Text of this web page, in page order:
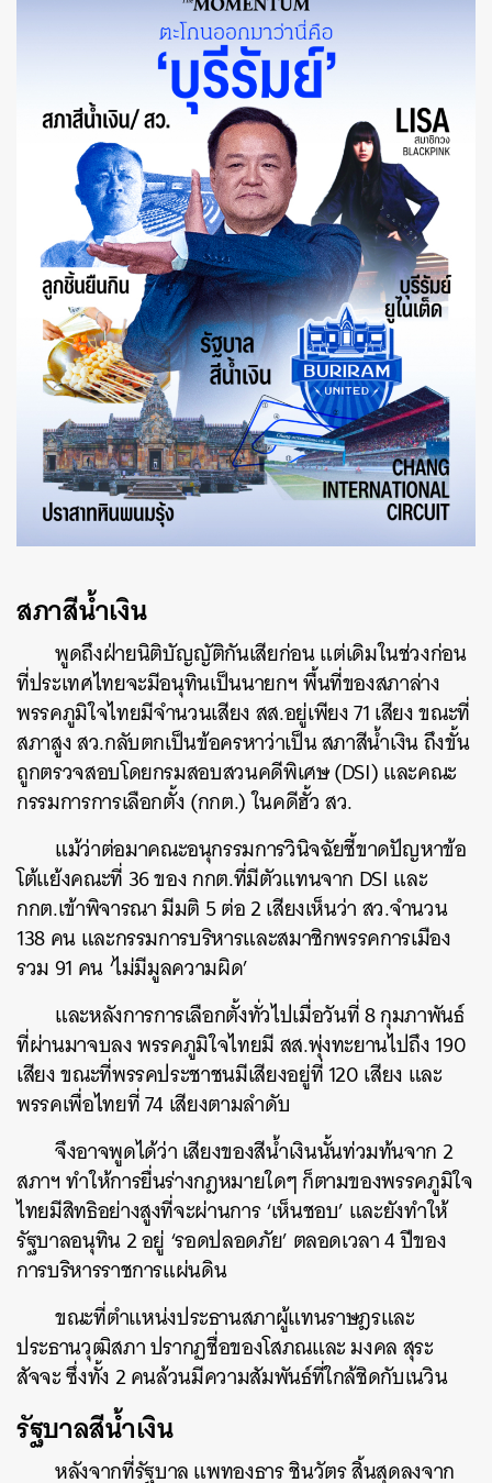
สภาสีน้ำเงิน
พูดถึงฝ่ายนิติบัญญัติกันเสียก่อน แต่เดิมในช่วงก่อน
ที่ประเทศไทยจะมีอนุทินเป็นนายกฯ พื้นที่ของสภาล่าง
พรรคภูมิใจไทยมีจำนวนเสียง สส.อยู่เพียง 71 เสียง ขณะที่
สภาสูง สว.กลับตกเป็นข้อครหาว่าเป็น สภาสีน้ำเงิน ถึงขั้น
ถูกตรวจสอบโดยกรมสอบสวนคดีพิเศษ (DSI) และคณะ
กรรมการการเลือกตั้ง (กกต.) ในคดีฮั้ว สว.
แม้ว่าต่อมาคณะอนุกรรมการวินิจฉัยชี้ขาดปัญหาข้อ
โต้แย้งคณะที่ 36 ของ กกต.ที่มีตัวแทนจาก DSI และ
กกต.เข้าพิจารณา มีมติ 5 ต่อ 2 เสียงเห็นว่า สว.จำนวน
138 คน และกรรมการบริหารและสมาชิกพรรคการเมือง
รวม 91 คน ‘ไม่มีมูลความผิด’
และหลังการการเลือกตั้งทั่วไปเมื่อวันที่ 8 กุมภาพันธ์
ที่ผ่านมาจบลง พรรคภูมิใจไทยมี สส.พุ่งทะยานไปถึง 190
เสียง ขณะที่พรรคประชาชนมีเสียงอยู่ที่ 120 เสียง และ
พรรคเพื่อไทยที่ 74 เสียงตามลำดับ
จึงอาจพูดได้ว่า เสียงของสีน้ำเงินนั้นท่วมท้นจาก 2
สภาฯ ทำให้การยื่นร่างกฎหมายใดๆ ก็ตามของพรรคภูมิใจ
ไทยมีสิทธิอย่างสูงที่จะผ่านการ ‘เห็นชอบ’ และยังทำให้
รัฐบาลอนุทิน 2 อยู่ ‘รอดปลอดภัย’ ตลอดเวลา 4 ปีของ
การบริหารราชการแผ่นดิน
ขณะที่ตำแหน่งประธานสภาผู้แทนราษฎรและ
ประธานวุฒิสภา ปรากฏชื่อของโสภณและ มงคล สุระ
สัจจะ ซึ่งทั้ง 2 คนล้วนมีความสัมพันธ์ที่ใกล้ชิดกับเนวิน
รัฐบาลสีน้ำเงิน
หลังจากที่รัฐบาล แพทองธาร ชินวัตร สิ้นสุดลงจาก